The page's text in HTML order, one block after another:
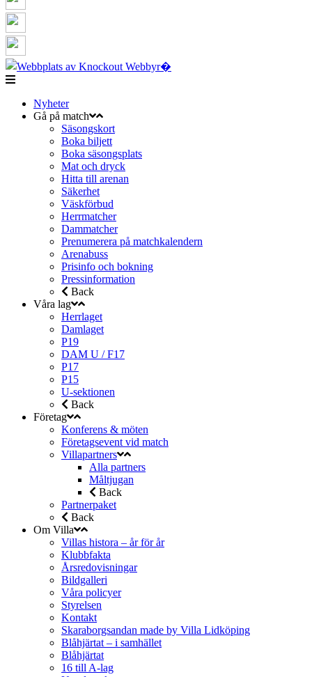
Nyheter
Gå på match
Säsongskort
Boka biljett
Boka säsongsplats
Mat och dryck
Hitta till arenan
Säkerhet
Väskförbud
Herrmatcher
Dammatcher
Prenumerera på matchkalendern
Arenabuss
Prisinfo och bokning
Pressinformation
Back
Våra lag
Herrlaget
Damlaget
P19
DAM U / F17
P17
P15
U-sektionen
Back
Företag
Konferens & möten
Företagsevent vid match
Villapartners
Alla partners
Måltjugan
Back
Partnerpaket
Back
Om Villa
Villas histora – år för år
Klubbfakta
Årsredovisningar
Bildgalleri
Våra policyer
Styrelsen
Kontakt
Skaraborgsandan made by Villa Lidköping
Blåhjärtat – i samhället
Blåhjärtat
16 till A-lag